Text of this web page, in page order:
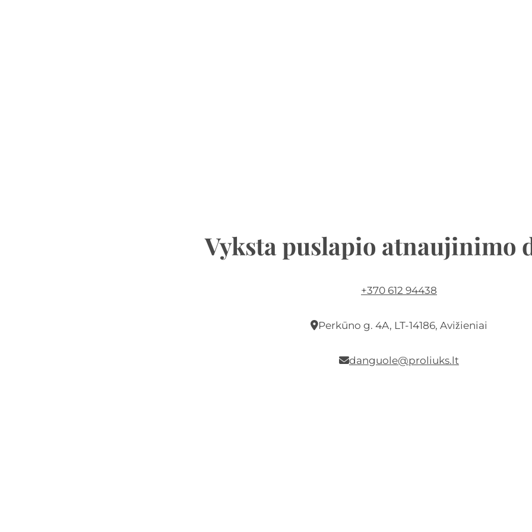
Vyksta puslapio atnaujinimo
+370 612 94438
Perkūno g. 4A, LT-14186, Avižieniai
danguole@proliuks.lt